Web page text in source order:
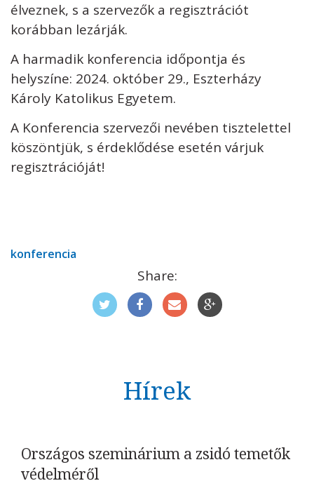
élveznek, s a szervezők a regisztrációt
korábban lezárják.
A harmadik konferencia időpontja és
helyszíne: 2024. október 29., Eszterházy
Károly Katolikus Egyetem.
A Konferencia szervezői nevében tisztelettel
köszöntjük, s érdeklődése esetén várjuk
regisztrációját!
konferencia
Share:
Hírek
Országos szeminárium a zsidó temetők
védelméről